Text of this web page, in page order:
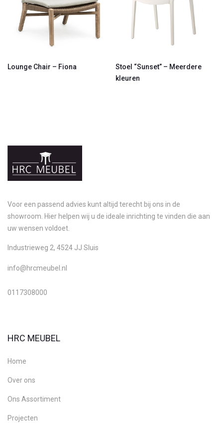
Lounge Chair – Fiona
Stoel “Sunset” – Meerdere
kleuren
Voor een passend advies kunt altijd terecht bij ons in de
showroom. Hier helpen wij u de ideale inrichting te vinden die aan
uw wensen voldoet.
Industrieweg 2, 4524 JJ Sluis
info@hrcmeubel.nl
0117308000
HRC MEUBEL
Home
Over ons
Ons Assortiment
Projecten